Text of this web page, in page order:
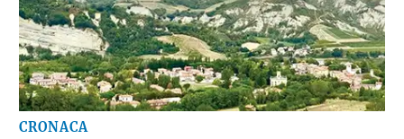
CRONACA